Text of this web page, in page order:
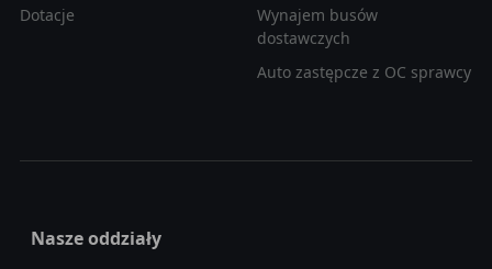
Dotacje
Wynajem busów
dostawczych
Auto zastępcze z OC sprawcy
Nasze oddziały